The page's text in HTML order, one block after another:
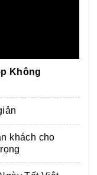
Không
khách cho